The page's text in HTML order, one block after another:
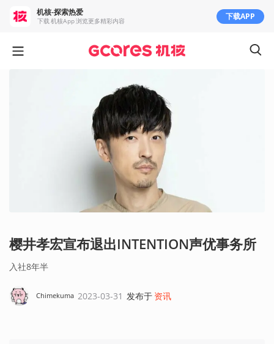
樱井孝宏宣布退出INTENTION声优事务所
入社8年半
Chimekuma 2023-03-31 发布于 资讯
机核-探索热爱
下载 机核App 浏览更多精彩内容 下载APP